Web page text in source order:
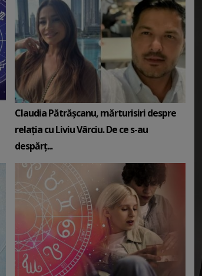
Claudia Pătrășcanu, mărturisiri despre
relația cu Liviu Vârciu. De ce s-au
despărț...